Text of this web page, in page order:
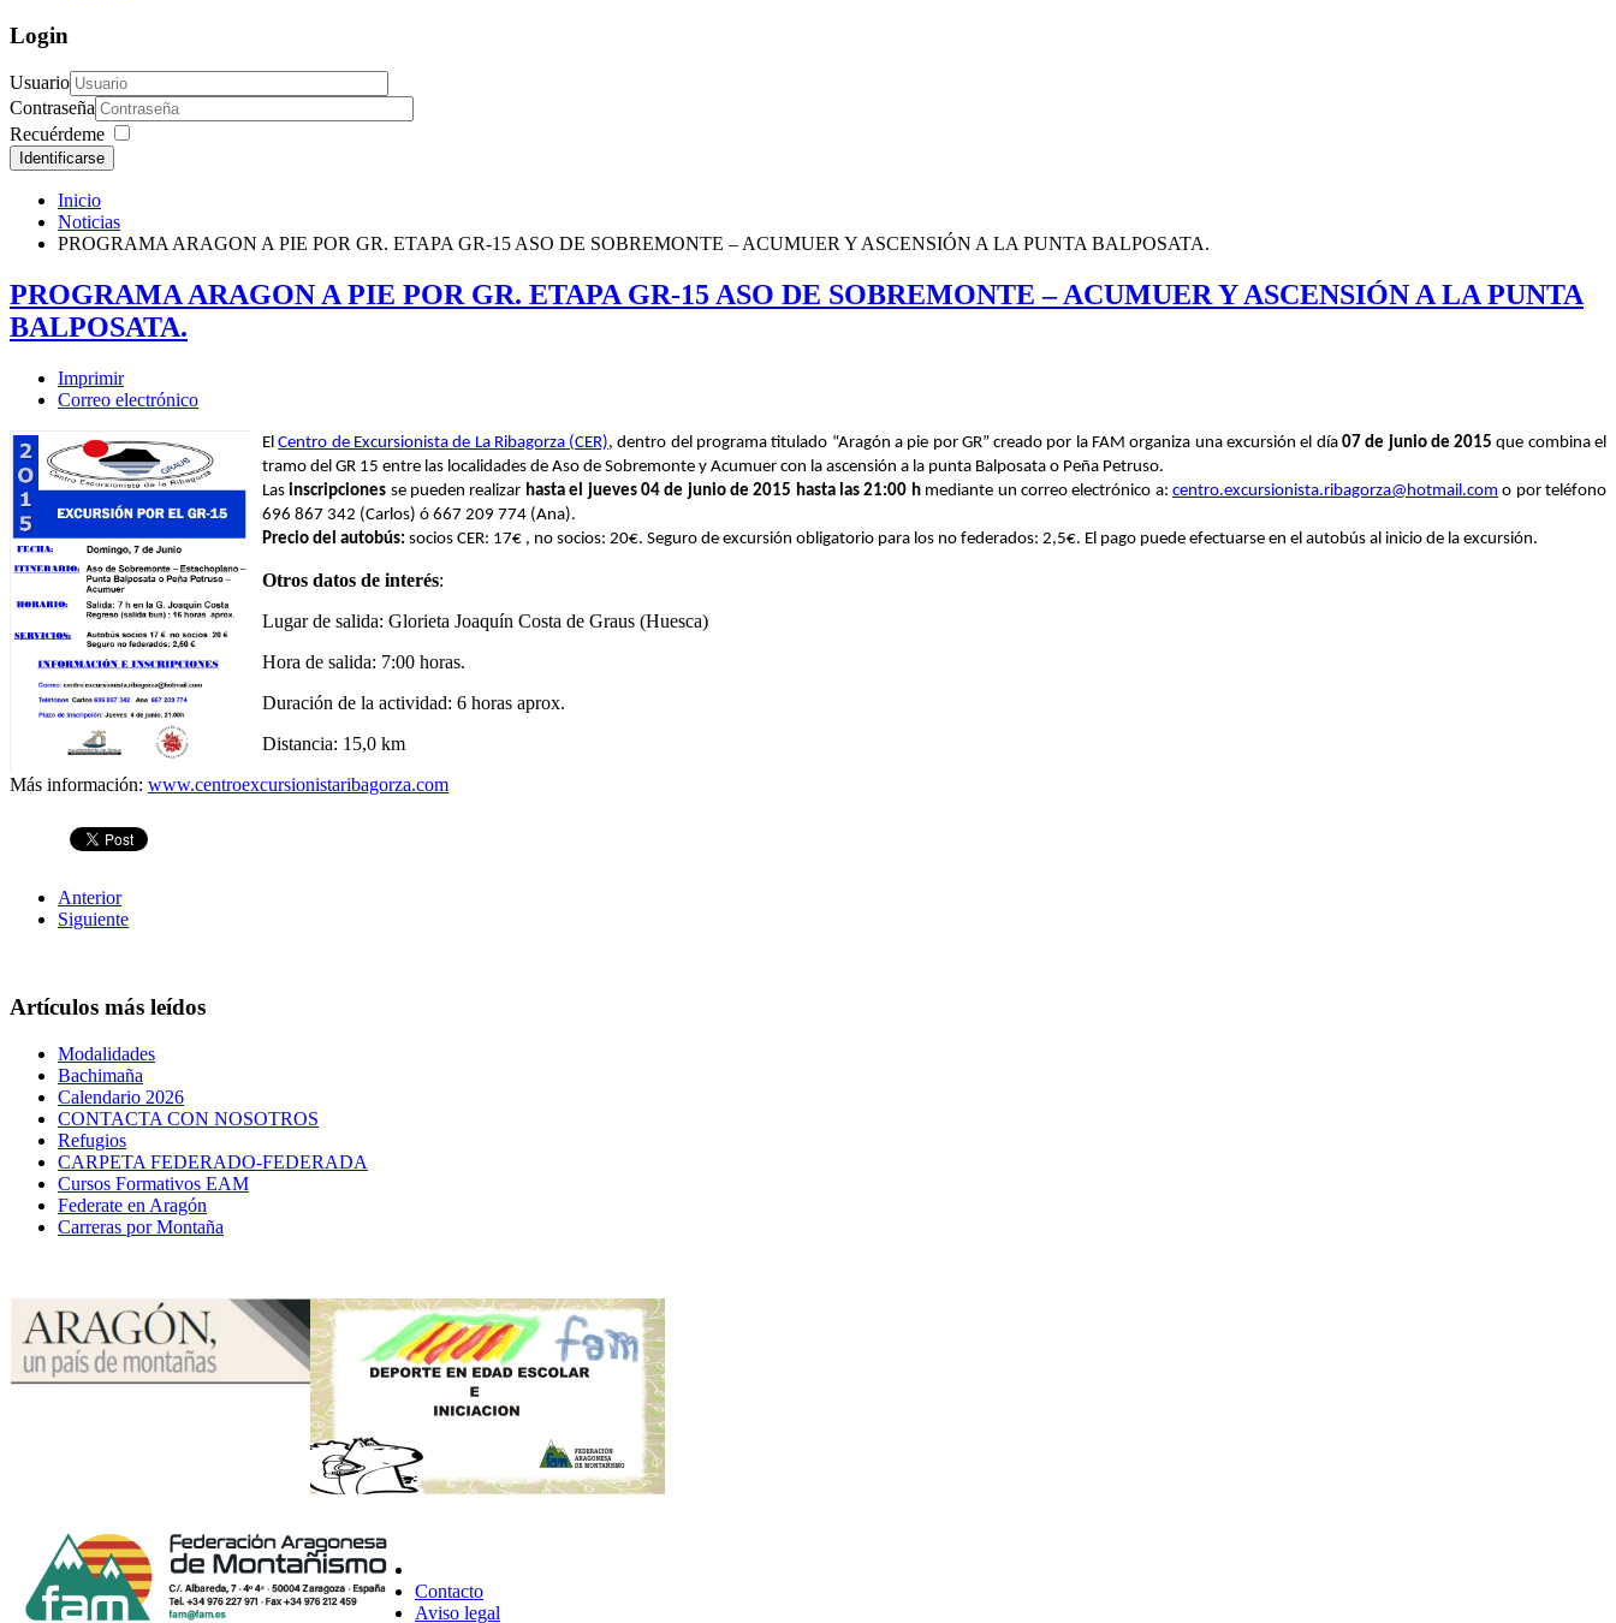
Login
Usuario
Contraseña
Recuérdeme
Identificarse
Inicio
Noticias
PROGRAMA ARAGON A PIE POR GR. ETAPA GR-15 ASO DE SOBREMONTE – ACUMUER Y ASCENSIÓN A LA PUNTA BALPOSATA.
PROGRAMA ARAGON A PIE POR GR. ETAPA GR-15 ASO DE SOBREMONTE – ACUMUER Y ASCENSIÓN A LA PUNTA
BALPOSATA.
Imprimir
Correo electrónico
ElCentro de Excursionista de La Ribagorza (CER), dentro del programa titulado “Aragón a pie por GR” creado por la FAM organiza una excursión el día 07 de junio de 2015 que combina el
tramo del GR 15 entre las localidades de Aso de Sobremonte y Acumuer con la ascensión a la punta Balposata o Peña Petruso.
Las inscripciones se pueden realizar hasta el jueves 04 de junio de 2015 hasta las 21:00 h mediante un correo electrónico a: centro.excursionista.ribagorza@hotmail.com o por teléfono
696 867 342 (Carlos) ó 667 209 774 (Ana).
Precio del autobús: socios CER: 17€ , no socios: 20€. Seguro de excursión obligatorio para los no federados: 2,5€. El pago puede efectuarse en el autobús al inicio de la excursión.
Otros datos de interés:
Lugar de salida: Glorieta Joaquín Costa de Graus (Huesca)
Hora de salida: 7:00 horas.
Duración de la actividad: 6 horas aprox.
Distancia: 15,0 km
Más información: www.centroexcursionistaribagorza.com
Anterior
Siguiente
Artículos más leídos
Modalidades
Bachimaña
Calendario 2026
CONTACTA CON NOSOTROS
Refugios
CARPETA FEDERADO-FEDERADA
Cursos Formativos EAM
Federate en Aragón
Carreras por Montaña
Contacto
Aviso legal